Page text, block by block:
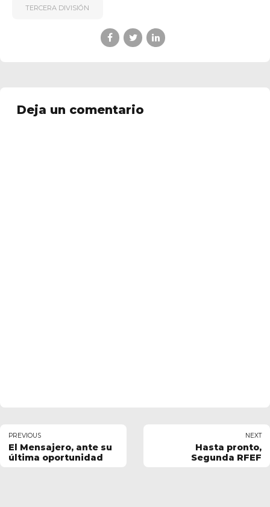
TERCERA DIVISIÓN
Deja un comentario
PREVIOUS
El Mensajero, ante su
última oportunidad
NEXT
Hasta pronto,
Segunda RFEF